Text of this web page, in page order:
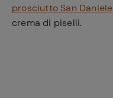
prosciutto San Daniele
crema di piselli.